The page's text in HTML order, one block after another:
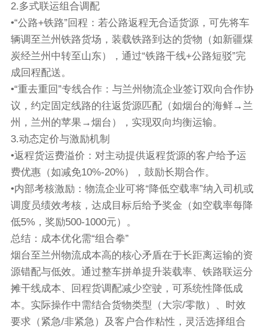
2.多式联运组合调配
•“公路+铁路”回程：若公路返程无合适货源，可先将车
辆调至兰州铁路货场，装载铁路到达的货物（如新疆煤
炭经兰州中转至山东），通过“铁路干线+公路短驳”完
成回程配送。
•“重去重回”专线合作：与兰州物流企业签订双向合作协
议，约定固定线路的往返货源匹配（如烟台的海鲜→兰
州，兰州的苹果→烟台），实现双向均衡运输。
3.动态定价与激励机制
•返程货运费溢价：对主动提供返程货源的客户给予运
费优惠（如减免10%-20%），鼓励长期合作。
•内部考核激励：物流企业可将“降低空载率”纳入司机或
调度员绩效考核，达成目标后给予奖金（如空载率每降
低5%，奖励500-1000元）。
总结：成本优化需“组合拳”
烟台至兰州物流成本高的核心矛盾在于长距离运输的资
源错配与低效。通过整车拼单提升装载率、铁路联运分
摊干线成本、回程货调配减少空驶，可系统性降低成
本。实际操作中需结合货物类型（大宗/零散）、时效
要求（紧急/非紧急）及客户合作粘性，灵活选择组合